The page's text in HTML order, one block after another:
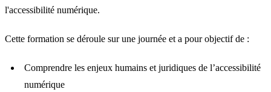
l'accessibilité numérique.
Cette formation se déroule sur une journée et a pour objectif de :
Comprendre les enjeux humains et juridiques de l’accessibilité
numérique